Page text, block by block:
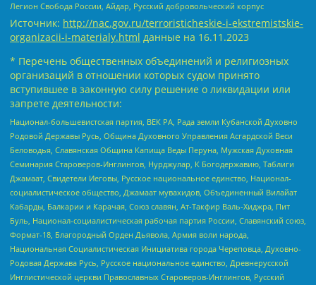
Легион Свобода России, Айдар, Русский добровольческий корпус
Источник: http://nac.gov.ru/terroristicheskie-i-ekstremistskie-
organizacii-i-materialy.html данные на 16.11.2023
* Перечень общественных объединений и религиозных
организаций в отношении которых судом принято
вступившее в законную силу решение о ликвидации или
запрете деятельности:
Национал-большевистская партия, ВЕК РА, Рада земли Кубанской Духовно
Родовой Державы Русь, Община Духовного Управления Асгардской Веси
Беловодья, Славянская Община Капища Веды Перуна, Мужская Духовная
Семинария Староверов-Инглингов, Нурджулар, К Богодержавию, Таблиги
Джамаат, Свидетели Иеговы, Русское национальное единство, Национал-
социалистическое общество, Джамаат мувахидов, Объединенный Вилайат
Кабарды, Балкарии и Карачая, Союз славян, Ат-Такфир Валь-Хиджра, Пит
Буль, Национал-социалистическая рабочая партия России, Славянский союз,
Формат-18, Благородный Орден Дьявола, Армия воли народа,
Национальная Социалистическая Инициатива города Череповца, Духовно-
Родовая Держава Русь, Русское национальное единство, Древнерусской
Инглистической церкви Православных Староверов-Инглингов, Русский